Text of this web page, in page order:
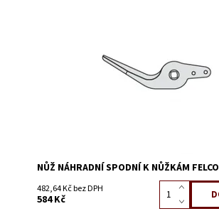
NŮŽ NÁHRADNÍ SPODNÍ K NŮŽKÁM FELCO
482,64 Kč bez DPH
584 Kč